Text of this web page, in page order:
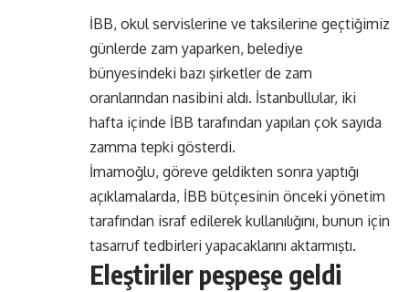
İBB, okul servislerine ve taksilerine geçtiğimiz
günlerde zam yaparken, belediye
bünyesindeki bazı şirketler de zam
oranlarından nasibini aldı. İstanbullular, iki
hafta içinde İBB tarafından yapılan çok sayıda
zamma tepki gösterdi.
İmamoğlu, göreve geldikten sonra yaptığı
açıklamalarda, İBB bütçesinin önceki yönetim
tarafından israf edilerek kullanılığını, bunun için
tasarruf tedbirleri yapacaklarını aktarmıştı.
Eleştiriler peşpeşe geldi